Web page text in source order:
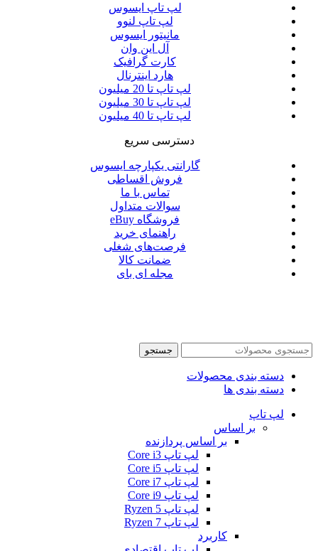
لپ تاپ ایسوس
لپ تاپ لنوو
مانیتور ایسوس
آل این وان
کارت گرافیک
هارد اینترنال
لپ تاپ تا 20 میلیون
لپ تاپ تا 30 میلیون
لپ تاپ تا 40 میلیون
دسترسی سریع
گارانتی یکپارچه ایسوس
فروش اقساطی
تماس با ما
سوالات متداول
فروشگاه eBuy
راهنمای خرید
فرصت‌های شغلی
ضمانت کالا
مجله ای بای
جستجو
دسته بندی محصولات
دسته بندی ها
لپ تاپ
بر اساس
بر اساس پردازنده
لپ تاپ Core i3
لپ تاپ Core i5
لپ تاپ Core i7
لپ تاپ Core i9
لپ تاپ Ryzen 5
لپ تاپ Ryzen 7
کاربرد